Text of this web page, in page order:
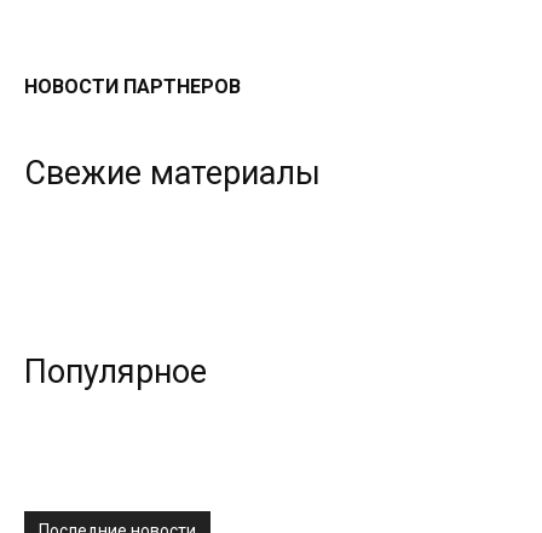
НОВОСТИ ПАРТНЕРОВ
Свежие материалы
Популярное